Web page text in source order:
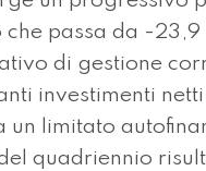
che passa da -
di gestione
investimenti
limitato
quadriennio